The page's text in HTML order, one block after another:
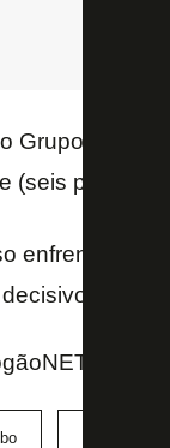
Grupo A, o
(seis pontos),
enfrenta o